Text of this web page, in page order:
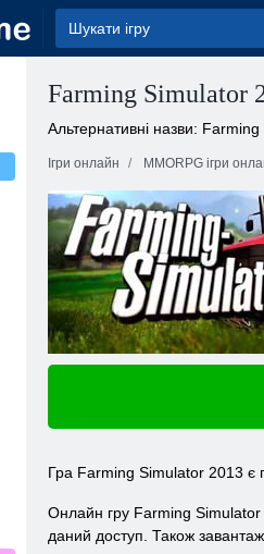
Farming Simulator
Альтернативні назви:
Ігри онлайн MMORPG ігри
Гра Farming Simulator 2013 є
Онлайн гру Farming Simulator
даний доступ. Також